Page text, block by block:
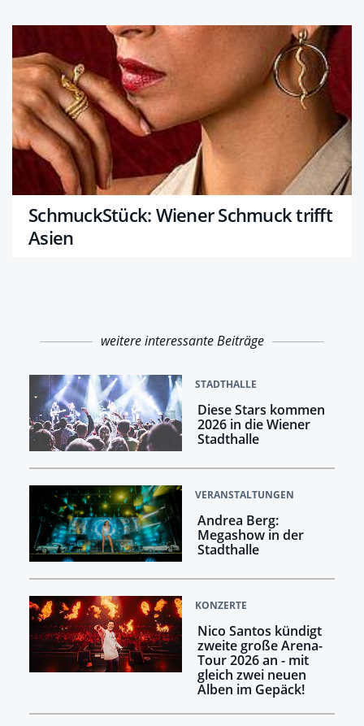
SchmuckStück: Wiener Schmuck trifft
Asien
weitere interessante Beiträge
STADTHALLE
Diese Stars kommen
2026 in die Wiener
Stadthalle
VERANSTALTUNGEN
Andrea Berg:
Megashow in der
Stadthalle
KONZERTE
Nico Santos kündigt
zweite große Arena-
Tour 2026 an - mit
gleich zwei neuen
Alben im Gepäck!